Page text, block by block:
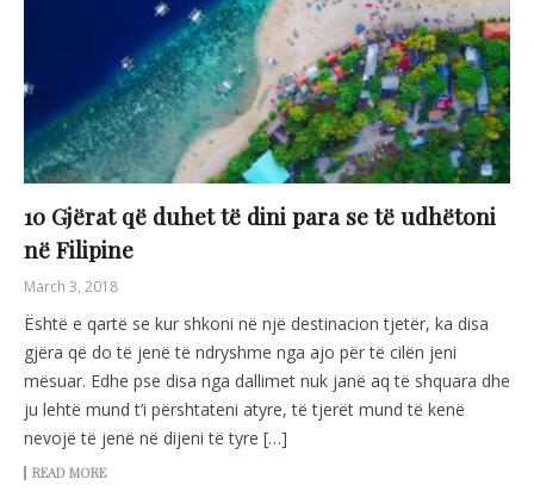
10 Gjërat që duhet të dini para se të udhëtoni
në Filipine
March 3, 2018
Është e qartë se kur shkoni në një destinacion tjetër, ka disa
gjëra që do të jenë të ndryshme nga ajo për të cilën jeni
mësuar. Edhe pse disa nga dallimet nuk janë aq të shquara dhe
ju lehtë mund t’i përshtateni atyre, të tjerët mund të kenë
nevojë të jenë në dijeni të tyre […]
READ MORE